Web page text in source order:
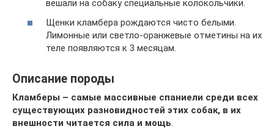
вешали на собаку специальные колокольчики.
Щенки кламбера рождаются чисто белыми.
Лимонные или светло-оранжевые отметины на их
теле появляются к 3 месяцам.
Описание породы
Кламберы – самые массивные спаниели среди всех
существующих разновидностей этих собак, в их
внешности читается сила и мощь